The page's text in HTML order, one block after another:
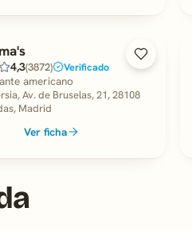
4,3(3872) Verificado
americano
Av. de Bruselas, 21, 28108
Madrid
Ver ficha